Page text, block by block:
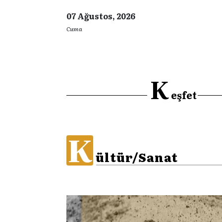
07 Ağustos, 2026
Cuma
Keşfet
K ültür/Sanat